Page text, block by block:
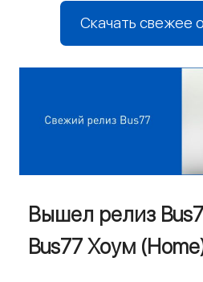
Скачать свежее
Вышел релиз
Bus77 Хоум